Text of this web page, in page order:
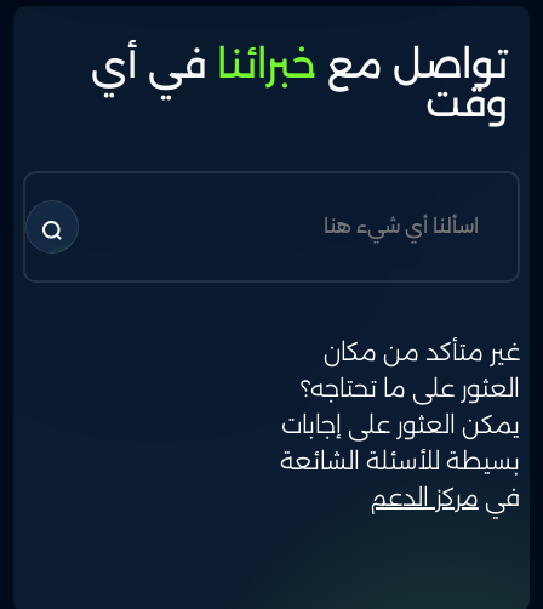
تواصل مع خبرائنا في أي
وقت
غير متأكد من مكان
العثور على ما تحتاجه؟
يمكن العثور على إجابات
بسيطة للأسئلة الشائعة
في مركز الدعم